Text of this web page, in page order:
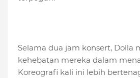
Selama dua jam konsert, Dolla
kehebatan mereka dalam
Koreografi kali ini lebih